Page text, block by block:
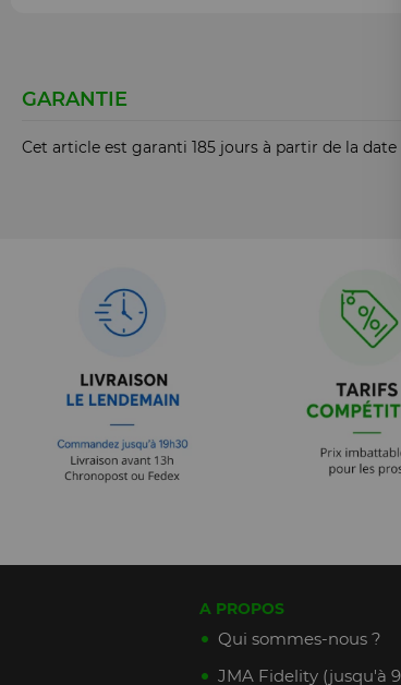
GARANTIE
Cet article est garanti 185 jours à partir de la
A PROPOS
Qui sommes-nous ?
JMA Fidelity (jusqu'à